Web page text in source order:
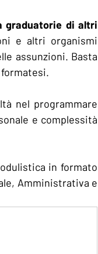
graduatorie di altri
e altri organismi
assunzioni. Basta
nel programmare
e complessità
in formato
Amministrativa e